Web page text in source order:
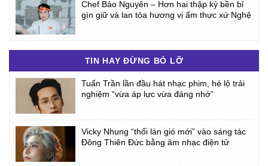
Chef Bảo Nguyên – Hơn hai thập kỷ bền bỉ
gìn giữ và lan tỏa hương vị ẩm thực xứ Nghệ
TIN HAY ĐỪNG BỎ LỠ
Tuấn Trần lần đầu hát nhạc phim, hé lộ trải
nghiệm “vừa áp lực vừa đáng nhớ”
Vicky Nhung “thổi làn gió mới” vào sáng tác
Đông Thiên Đức bằng âm nhạc điện tử